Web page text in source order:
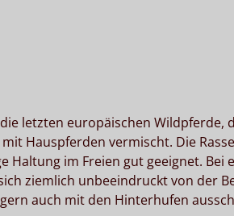
letzten europäischen Wildpferde,
Hauspferden vermischt. Die
Haltung im Freien gut geeignet. Bei
ziemlich unbeeindruckt von der
auch mit den Hinterhufen